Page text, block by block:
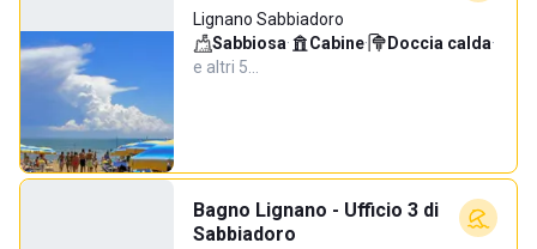
Lignano Sabbiadoro
Sabbiosa· Cabine· Doccia calda·
e altri 5…
Bagno Lignano - Ufficio 3 di
Sabbiadoro